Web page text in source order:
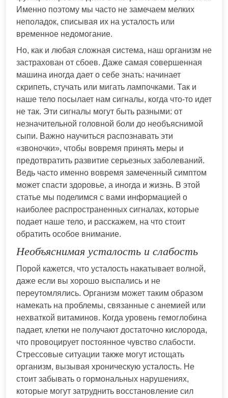
Именно поэтому мы часто не замечаем мелких
неполадок, списывая их на усталость или
временное недомогание.
Но, как и любая сложная система, наш организм не
застрахован от сбоев. Даже самая совершенная
машина иногда дает о себе знать: начинает
скрипеть, стучать или мигать лампочками. Так и
наше тело посылает нам сигналы, когда что-то идет
не так. Эти сигналы могут быть разными: от
незначительной головной боли до необъяснимой
сыпи. Важно научиться распознавать эти
«звоночки», чтобы вовремя принять меры и
предотвратить развитие серьезных заболеваний.
Ведь часто именно вовремя замеченный симптом
может спасти здоровье, а иногда и жизнь. В этой
статье мы поделимся с вами информацией о
наиболее распространенных сигналах, которые
подает наше тело, и расскажем, на что стоит
обратить особое внимание.
Необъяснимая усталость и слабость
Порой кажется, что усталость накатывает волной,
даже если вы хорошо выспались и не
переутомлялись. Организм может таким образом
намекать на проблемы, связанные с анемией или
нехваткой витаминов. Когда уровень гемоглобина
падает, клетки не получают достаточно кислорода,
что провоцирует постоянное чувство слабости.
Стрессовые ситуации также могут истощать
организм, вызывая хроническую усталость. Не
стоит забывать о гормональных нарушениях,
которые могут затруднить восстановление сил